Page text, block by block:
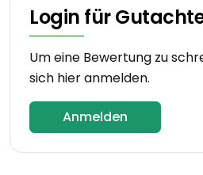
Login für
Um eine Bewertung zu
sich hier anmelden.
Anmelden